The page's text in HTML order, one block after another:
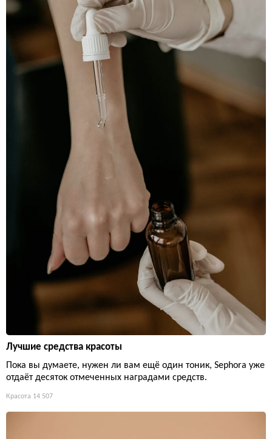
Лучшие средства красоты
Пока вы думаете, нужен ли вам ещё один тоник, Sephora уже
отдаёт десяток отмеченных наградами средств.
Красота 14 507